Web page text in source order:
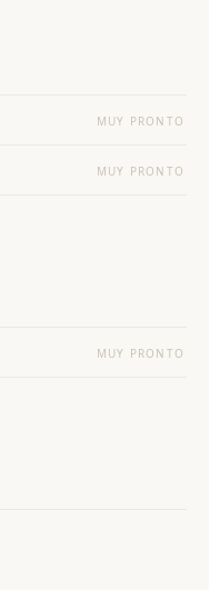
MUY PRONTO
MUY PRONTO
MUY PRONTO